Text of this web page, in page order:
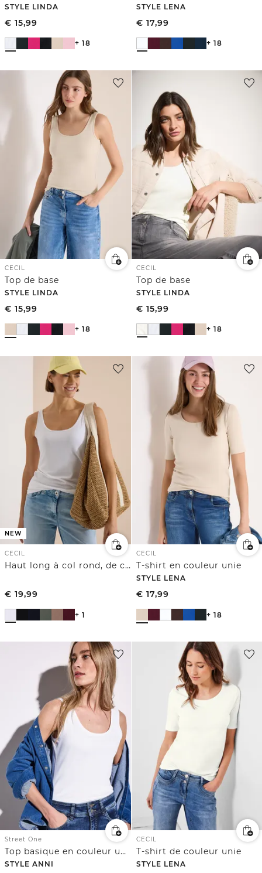
STYLE LINDA
€ 15,99
+ 18
STYLE LENA
€ 17,99
+ 18
CECIL
Top de base
STYLE LINDA
€ 15,99
+ 18
CECIL
Top de base
STYLE LINDA
€ 15,99
+ 18
NEW
CECIL
Haut long à col rond, de couleur unie
€ 19,99
+ 1
CECIL
T-shirt en couleur unie
STYLE LENA
€ 17,99
+ 18
Street One
Top basique en couleur unie
STYLE ANNI
CECIL
T-shirt de couleur unie
STYLE LENA